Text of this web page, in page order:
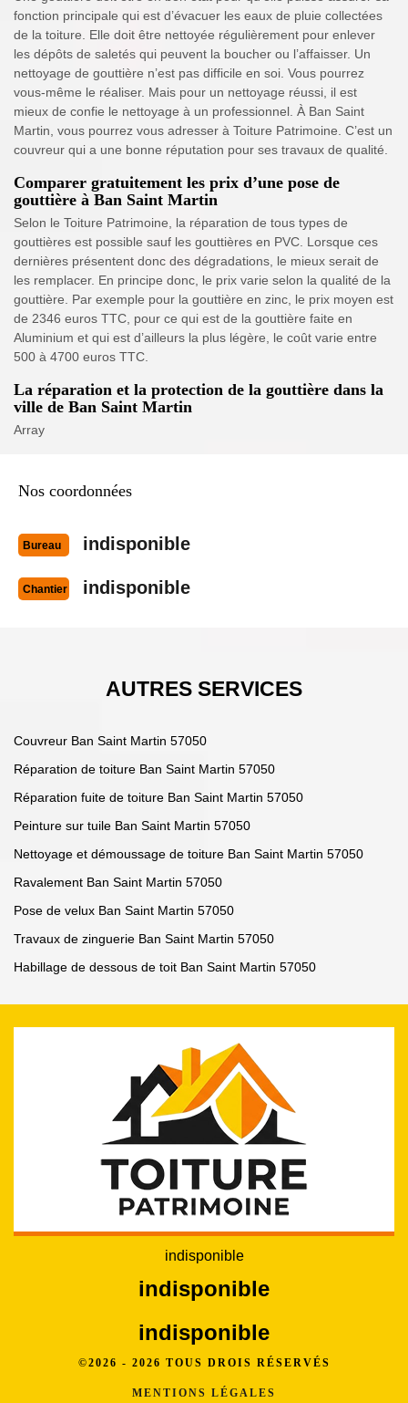
fonction principale qui est d’évacuer les eaux de pluie collectées
de la toiture. Elle doit être nettoyée régulièrement pour enlever
les dépôts de saletés qui peuvent la boucher ou l’affaisser. Un
nettoyage de gouttière n’est pas difficile en soi. Vous pourrez
vous-même le réaliser. Mais pour un nettoyage réussi, il est
mieux de confie le nettoyage à un professionnel. À Ban Saint
Martin, vous pourrez vous adresser à Toiture Patrimoine. C’est un
couvreur qui a une bonne réputation pour ses travaux de qualité.
Comparer gratuitement les prix d’une pose de
gouttière à Ban Saint Martin
Selon le Toiture Patrimoine, la réparation de tous types de
gouttières est possible sauf les gouttières en PVC. Lorsque ces
dernières présentent donc des dégradations, le mieux serait de
les remplacer. En principe donc, le prix varie selon la qualité de la
gouttière. Par exemple pour la gouttière en zinc, le prix moyen est
de 2346 euros TTC, pour ce qui est de la gouttière faite en
Aluminium et qui est d’ailleurs la plus légère, le coût varie entre
500 à 4700 euros TTC.
La réparation et la protection de la gouttière dans la
ville de Ban Saint Martin
Array
Nos coordonnées
Bureau indisponible
Chantier indisponible
AUTRES SERVICES
Couvreur Ban Saint Martin 57050
Réparation de toiture Ban Saint Martin 57050
Réparation fuite de toiture Ban Saint Martin 57050
Peinture sur tuile Ban Saint Martin 57050
Nettoyage et démoussage de toiture Ban Saint Martin 57050
Ravalement Ban Saint Martin 57050
Pose de velux Ban Saint Martin 57050
Travaux de zinguerie Ban Saint Martin 57050
Habillage de dessous de toit Ban Saint Martin 57050
indisponible
indisponible
indisponible
©2026 - 2026 TOUS DROIS RÉSERVÉS
MENTIONS LÉGALES